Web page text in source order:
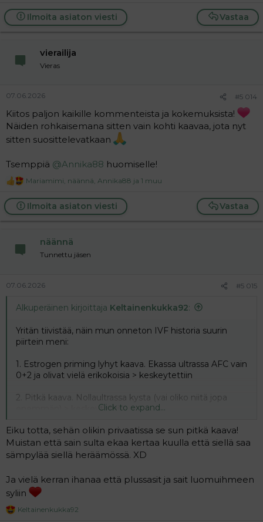
Vastaa
Ilmoita asiaton viesti
vierailija
Vieras
07.06.2026 #5 014
Kiitos paljon kaikille kommenteista ja kokemuksista!
Näiden rohkaisemana sitten vain kohti kaavaa, jota nyt
sitten suosittelevatkaan
Tsemppiä @Annika88 huomiselle!
R
a
c
t
Mariamimi, näännä, Annika88 ja 1 muu
Vastaa
Ilmoita asiaton viesti
näännä
Tunnettu jäsen
07.06.2026 #5 015
Alkuperäinen kirjoittaja Keltainenkukka92:
Yritän tiivistää, näin mun onneton IVF historia suurin
piirtein meni:
1. Estrogen priming lyhyt kaava. Ekassa ultrassa AFC vain
0+2 ja olivat vielä erikokoisia > keskeytettiin
2. Pitkä kaava. Nollaultrassa kysta (vai oliko niitä jopa
enemmän) > keskeytettiin
3. Heti seuraava kierto eli vain noin kaksi viikkoa
myöhemmin uusi pitkä kaava. Tämä meni varmaan jo
tässä kohtaan aivan mönkään sillä aloitin synarelan jo
- pitäkää siis niitä välikiertoja vaikka kuinka syvältä
tuntuu!!). Tämän takia vuoto alkoi tosi myöhään ja
synarela meni hurjan kauan, koska tuli myös
ylimääräinen viikko uuden kystan takia (eli kysta löytyi
Click to expand...
Eiku totta, sehän olikin privaatissa se sun pitkä kaava!
Muistan että sain sulta ekaa kertaa kuulla että siellä saa
sämpylää siellä heräämössä. XD
Ja vielä kerran ihanaa että plussasit ja sait luomuihmeen
syliin
R
Keltainenkukka92